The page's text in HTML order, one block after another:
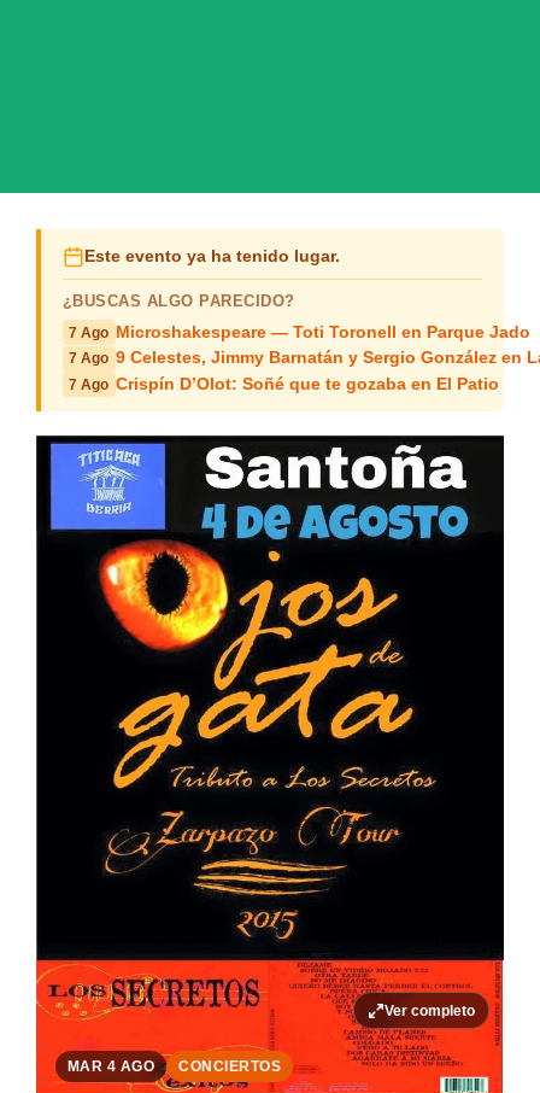
Este evento ya ha tenido lugar.
¿BUSCAS ALGO PARECIDO?
7 Ago Microshakespeare — Toti Toronell en Parque Jado
7 Ago 9 Celestes, Jimmy Barnatán y Sergio González en
7 Ago Crispín D’Olot: Soñé que te gozaba en El Patio
Ver completo
MAR 4 AGO CONCIERTOS